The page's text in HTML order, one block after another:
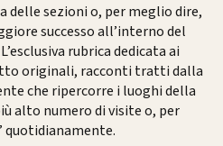
delle sezioni o, per meglio dire,
successo all’interno del
rubrica dedicata ai
originali, racconti tratti dalla
che ripercorre i luoghi della
alto numero di visite o, per
quotidianamente.